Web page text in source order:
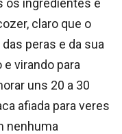
claro que o
peras e da sua
virando para
uns 20 a 30
afiada para veres
nenhuma